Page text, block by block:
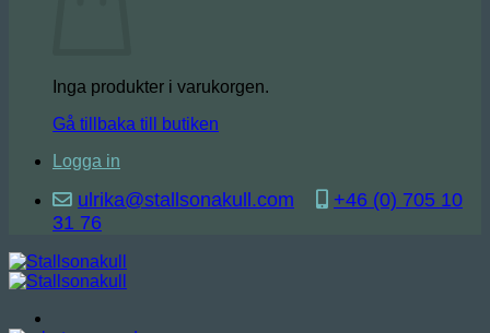
Inga produkter i varukorgen.
Gå tillbaka till butiken
Logga in
ulrika@stallsonakull.com
+46 (0) 705 10
31 76